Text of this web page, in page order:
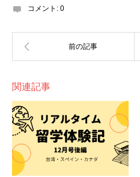
コメント: 0
関連記事